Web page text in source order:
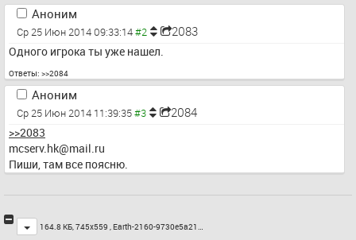
Аноним
Ср 25 Июн 2014 09:33:14 2083
Одного игрока ты уже нашел.
Ответы: >>2084
Аноним
Ср 25 Июн 2014 11:39:35 2084
>>2083
mcserv.hk@mail.ru
Пиши, там все поясню.
Toggle
164.8 КБ, 745x559 , Earth-2160-9730e5a21…